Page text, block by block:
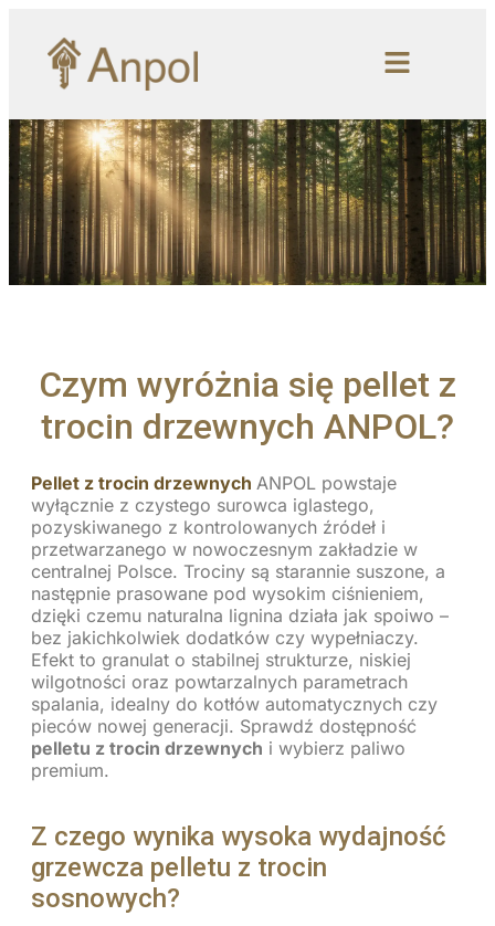
Czym wyróżnia się pellet z
trocin drzewnych ANPOL?
Pellet z trocin drzewnych ANPOL powstaje
wyłącznie z czystego surowca iglastego,
pozyskiwanego z kontrolowanych źródeł i
przetwarzanego w nowoczesnym zakładzie w
centralnej Polsce. Trociny są starannie suszone, a
następnie prasowane pod wysokim ciśnieniem,
dzięki czemu naturalna lignina działa jak spoiwo –
bez jakichkolwiek dodatków czy wypełniaczy.
Efekt to granulat o stabilnej strukturze, niskiej
wilgotności oraz powtarzalnych parametrach
spalania, idealny do kotłów automatycznych czy
pieców nowej generacji. Sprawdź dostępność
pelletu z trocin drzewnych i wybierz paliwo
premium.
Z czego wynika wysoka wydajność
grzewcza pelletu z trocin
sosnowych?